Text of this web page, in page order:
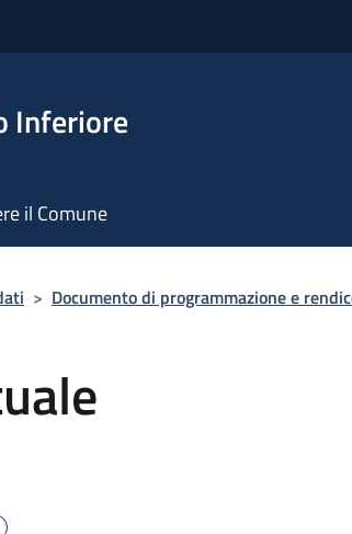
Inferiore
il Comune
> Documento di programmazione e